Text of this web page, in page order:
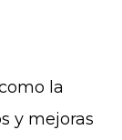
la
y mejoras